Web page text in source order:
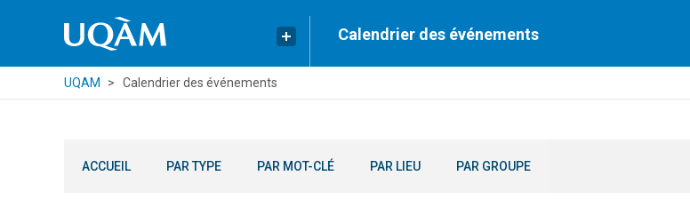
Calendrier des événements
UQAM Calendrier des événements
ACCUEIL PAR TYPE PAR MOT-CLÉ PAR LIEU PAR GROUPE